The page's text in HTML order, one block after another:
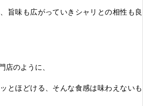
旨味も広がっていきシャリとの相性も良
店のように、
とほどける、そんな食感は味わえないも